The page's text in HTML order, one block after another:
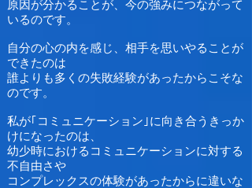
原因が分かることが、今の強みにつながって
いるのです。
自分の心の内を感じ、相手を思いやることが
できたのは
誰よりも多くの失敗経験があったからこそな
のです。
私が｢コミュニケーション｣に向き合うきっか
けになったのは、
幼少時におけるコミュニケーションに対する
不自由さや
コンプレックスの体験があったからに違いな